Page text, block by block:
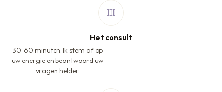
Het consult
30-60 minuten. Ik stem af op
uw energie en beantwoord uw
vragen helder.